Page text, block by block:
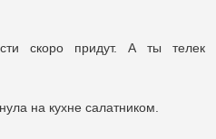
скоро придут. А ты телек
на кухне cалатником.